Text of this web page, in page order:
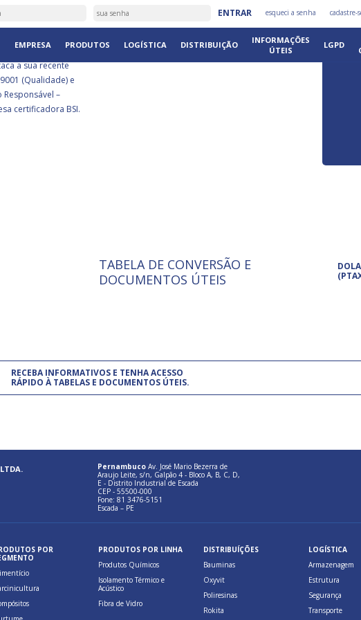
ENTRAR esqueci a senha cadastre-
EMPRESA PRODUTOS LOGÍSTICA DISTRIBUIÇÃO
INFORMAÇÕES
ÚTEIS
LGPD
É
a sua recente
(Qualidade) e
Responsável –
certificadora BSI.
ISO 9001: 2015
A International Organization for
Standardization é um conjunto de
TABELA DE CONVERSÃO E
DOCUMENTOS ÚTEIS
RECEBA INFORMATIVOS E TENHA ACESSO
RÁPIDO À TABELAS E DOCUMENTOS ÚTEIS.
Pernambuco Av. José Mario Bezerra de
Araujo Leite, s/n, Galpão 4 - Bloco A, B, C, D,
E - Distrito Industrial de Escada
CEP - 55500-000
Fone: 81 3476-5151
Escada – PE
POR
PRODUTOS POR LINHA
Produtos Químicos
Isolamento Térmico e
Acústico
Fibra de Vidro
DISTRIBUÍÇÕES
Bauminas
Oxyvit
Poliresinas
Rokita
LOGÍSTICA
Armazenagem
Estrutura
Segurança
Transporte